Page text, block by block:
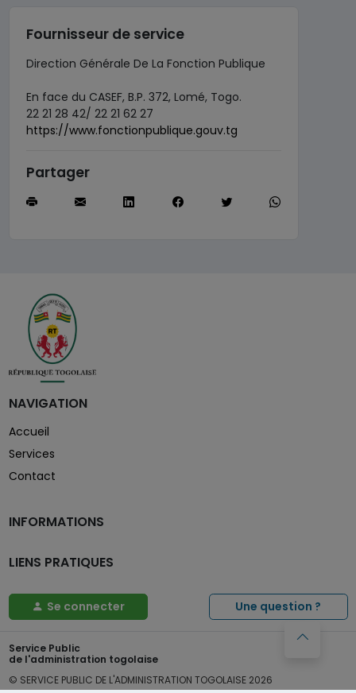
Fournisseur de service
Direction Générale De La Fonction Publique
En face du CASEF, B.P. 372, Lomé, Togo.
22 21 28 42/ 22 21 62 27
https://www.fonctionpublique.gouv.tg
Partager
NAVIGATION
Accueil
Services
Contact
INFORMATIONS
LIENS PRATIQUES
Se connecter Une question ?
Service Public
de l'administration togolaise
© SERVICE PUBLIC DE L'ADMINISTRATION TOGOLAISE 2026